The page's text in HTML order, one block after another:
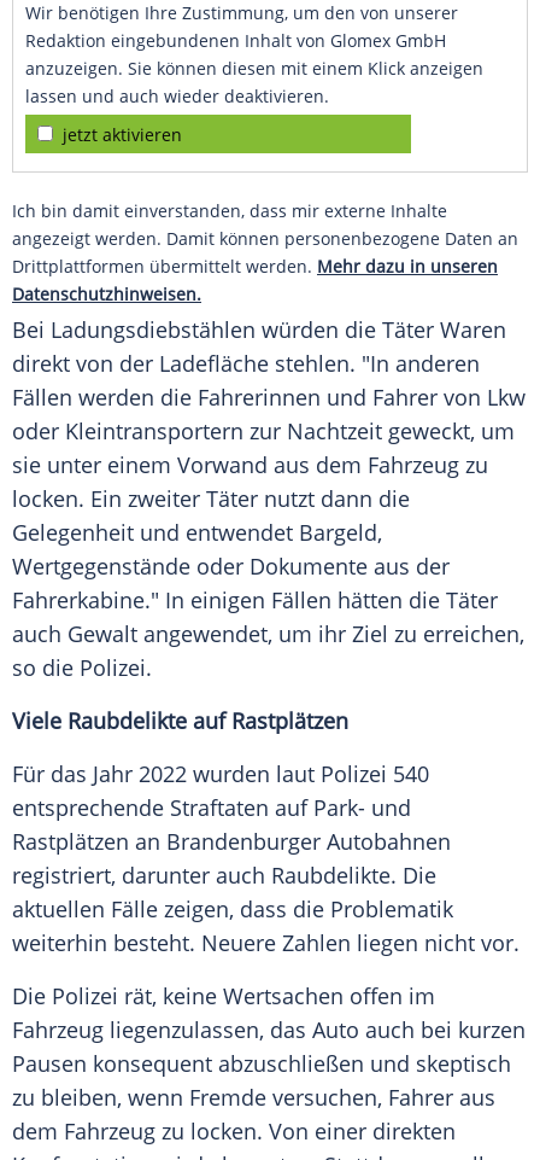
Wir benötigen Ihre Zustimmung, um den von unserer
Redaktion eingebundenen Inhalt von Glomex GmbH
anzuzeigen. Sie können diesen mit einem Klick anzeigen
lassen und auch wieder deaktivieren.
jetzt aktivieren
Ich bin damit einverstanden, dass mir externe Inhalte
angezeigt werden. Damit können personenbezogene Daten an
Drittplattformen übermittelt werden. Mehr dazu in unseren
Datenschutzhinweisen.
Bei Ladungsdiebstählen würden die Täter Waren
direkt von der Ladefläche stehlen. "In anderen
Fällen werden die Fahrerinnen und Fahrer von Lkw
oder Kleintransportern zur Nachtzeit geweckt, um
sie unter einem Vorwand aus dem Fahrzeug zu
locken. Ein zweiter Täter nutzt dann die
Gelegenheit und entwendet Bargeld,
Wertgegenstände oder Dokumente aus der
Fahrerkabine." In einigen Fällen hätten die Täter
auch Gewalt angewendet, um ihr Ziel zu erreichen,
so die Polizei.
Viele Raubdelikte auf Rastplätzen
Für das Jahr 2022 wurden laut Polizei 540
entsprechende Straftaten auf Park- und
Rastplätzen an Brandenburger Autobahnen
registriert, darunter auch Raubdelikte. Die
aktuellen Fälle zeigen, dass die Problematik
weiterhin besteht. Neuere Zahlen liegen nicht vor.
Die Polizei rät, keine Wertsachen offen im
Fahrzeug liegenzulassen, das Auto auch bei kurzen
Pausen konsequent abzuschließen und skeptisch
zu bleiben, wenn Fremde versuchen, Fahrer aus
dem Fahrzeug zu locken. Von einer direkten